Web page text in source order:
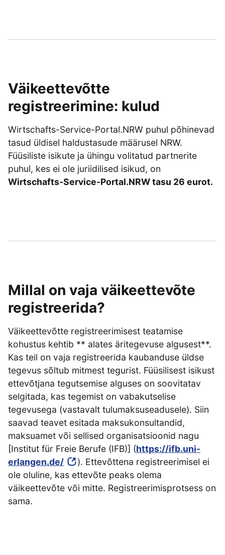
Väikeettevõtte
registreerimine: kulud
Wirtschafts-Service-Portal.NRW puhul põhinevad
tasud üldisel haldustasude määrusel NRW.
Füüsiliste isikute ja ühingu volitatud partnerite
puhul, kes ei ole juriidilised isikud, on
Wirtschafts-Service-Portal.NRW tasu 26 eurot.
Millal on vaja väikeettevõte
registreerida?
Väikeettevõtte registreerimisest teatamise
kohustus kehtib ** alates äritegevuse algusest**.
Kas teil on vaja registreerida kaubanduse üldse
tegevus sõltub mitmest tegurist. Füüsilisest isikust
ettevõtjana tegutsemise alguses on soovitatav
selgitada, kas tegemist on vabakutselise
tegevusega (vastavalt tulumaksuseadusele). Siin
saavad teavet esitada maksukonsultandid,
maksuamet või sellised organisatsioonid nagu
[Institut für Freie Berufe (IFB)] (https://ifb.uni-
erlangen.de/
). Ettevõttena registreerimisel ei
ole oluline, kas ettevõte peaks olema
väikeettevõte või mitte. Registreerimisprotsess on
sama.